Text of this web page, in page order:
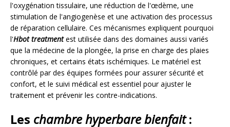
l'oxygénation tissulaire, une réduction de l'œdème, une
stimulation de l'angiogenèse et une activation des processus
de réparation cellulaire. Ces mécanismes expliquent pourquoi
l'Hbot treatmentest utilisée dans des domaines aussi variés
que la médecine de la plongée, la prise en charge des plaies
chroniques, et certains états ischémiques. Le matériel est
contrôlé par des équipes formées pour assurer sécurité et
confort, et le suivi médical est essentiel pour ajuster le
traitement et prévenir les contre-indications.
Les chambre hyperbare bienfait: